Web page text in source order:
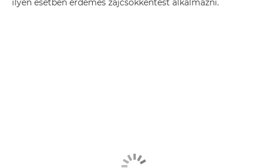
ilyen esetben érdemes zajcsökkentést alkalmazni.